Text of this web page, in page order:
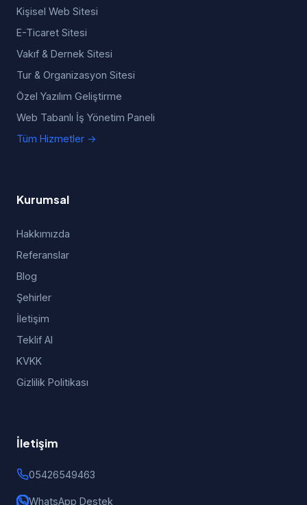
Kişisel Web Sitesi
E-Ticaret Sitesi
Vakıf & Dernek Sitesi
Tur & Organizasyon Sitesi
Özel Yazılım Geliştirme
Web Tabanlı İş Yönetim Paneli
Tüm Hizmetler →
Kurumsal
Hakkımızda
Referanslar
Blog
Şehirler
İletişim
Teklif Al
KVKK
Gizlilik Politikası
İletişim
05426549463
WhatsApp Destek